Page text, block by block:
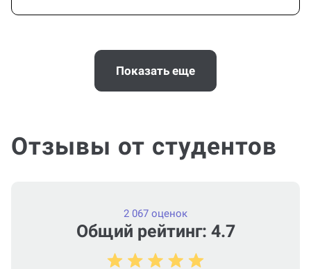
Как работает гарантия?
нужна срочно (консультация по
Части диплома)?
Показать еще
Отзывы от студентов
Общий рейтинг: 4.7
2 067 оценок